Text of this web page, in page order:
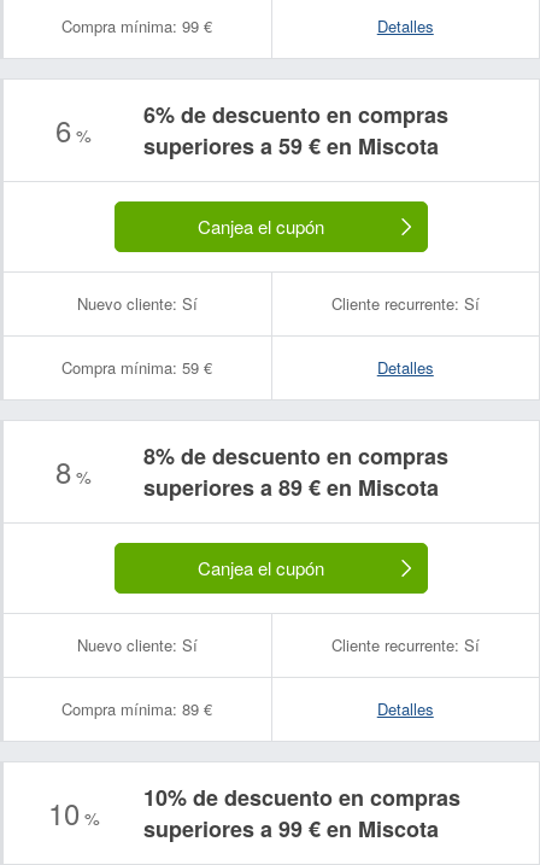
Compra mínima: 99 € Detalles
6%
6% de descuento en compras
superiores a 59 € en Miscota
Canjea el cupón
Nuevo cliente: Sí Cliente recurrente: Sí
Compra mínima: 59 € Detalles
8%
8% de descuento en compras
superiores a 89 € en Miscota
Canjea el cupón
Nuevo cliente: Sí Cliente recurrente: Sí
Compra mínima: 89 € Detalles
10 %
10% de descuento en compras
superiores a 99 € en Miscota